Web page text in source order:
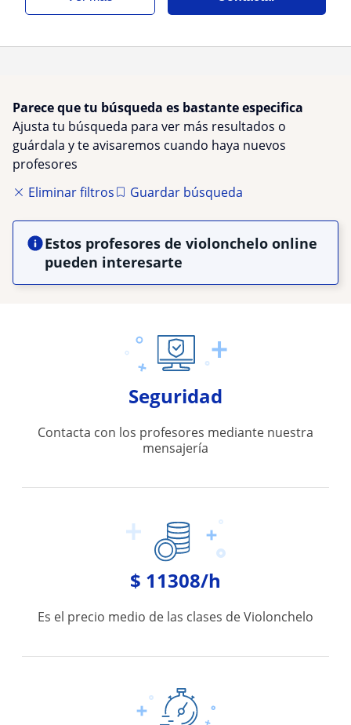
Parece que tu búsqueda es bastante especifica
Ajusta tu búsqueda para ver más resultados o
guárdala y te avisaremos cuando haya nuevos
profesores
Eliminar filtros
Guardar búsqueda
Estos profesores de violonchelo online
pueden interesarte
Seguridad
Contacta con los profesores mediante nuestra
mensajería
$ 11308/h
Es el precio medio de las clases de Violonchelo